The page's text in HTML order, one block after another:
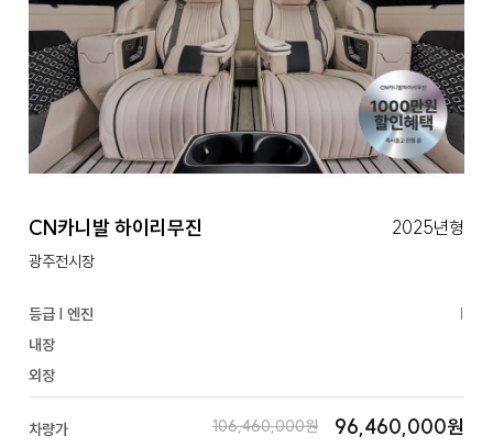
CN카니발 하이리무진 2025년형
광주전시장
등급 | 엔진
|
내장
외장
차량가 106,460,000원 96,460,000원